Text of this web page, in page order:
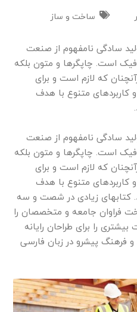
ساخت و ساز
سادگی نامفهوم از صنعت
است. چاپگرها و متون بلکه
که لازم است و برای
کاربردهای متنوع با هدف
سادگی نامفهوم از صنعت
است. چاپگرها و متون بلکه
که لازم است و برای
کاربردهای متنوع با هدف
کتابهای زیادی در شصت و سه
فراوان جامعه و متخصصان را
را برای طراحان رایانه
فرهنگ پیشرو در زبان فارسی